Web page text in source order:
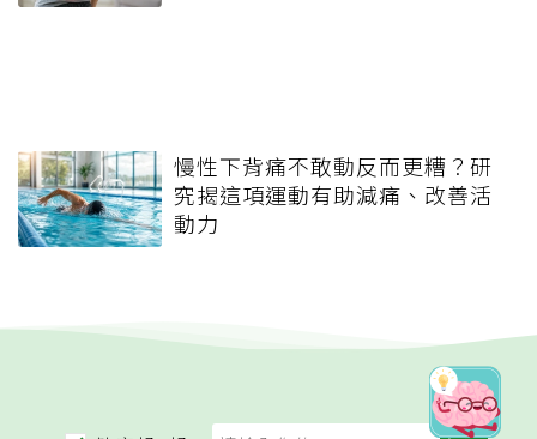
慢性下背痛不敢動反而更糟？研
究揭這項運動有助減痛、改善活
動力